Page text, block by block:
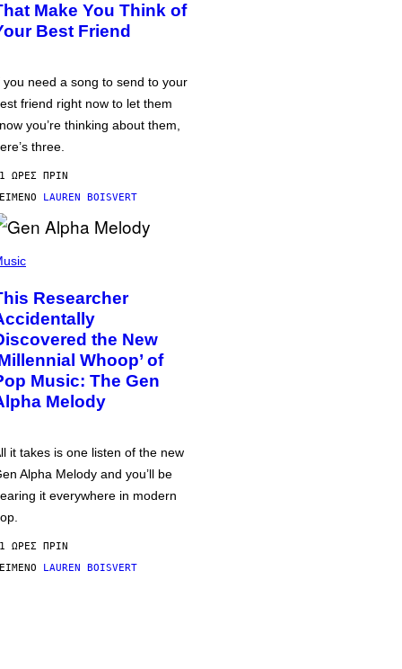
Make You Think of
Best Friend
you need a song to send to your
friend right now to let them
you’re thinking about them,
three.
ΏΡΕΣ ΠΡΙΝ
LAUREN BOISVERT
Researcher
the New
Whoop’ of
Music: The Gen
Melody
it takes is one listen of the new
Alpha Melody and you’ll be
it everywhere in modern
ΏΡΕΣ ΠΡΙΝ
LAUREN BOISVERT